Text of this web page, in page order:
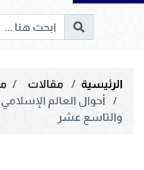
الرئيسية مقالات
أحوال العالم
والتاسع عشر